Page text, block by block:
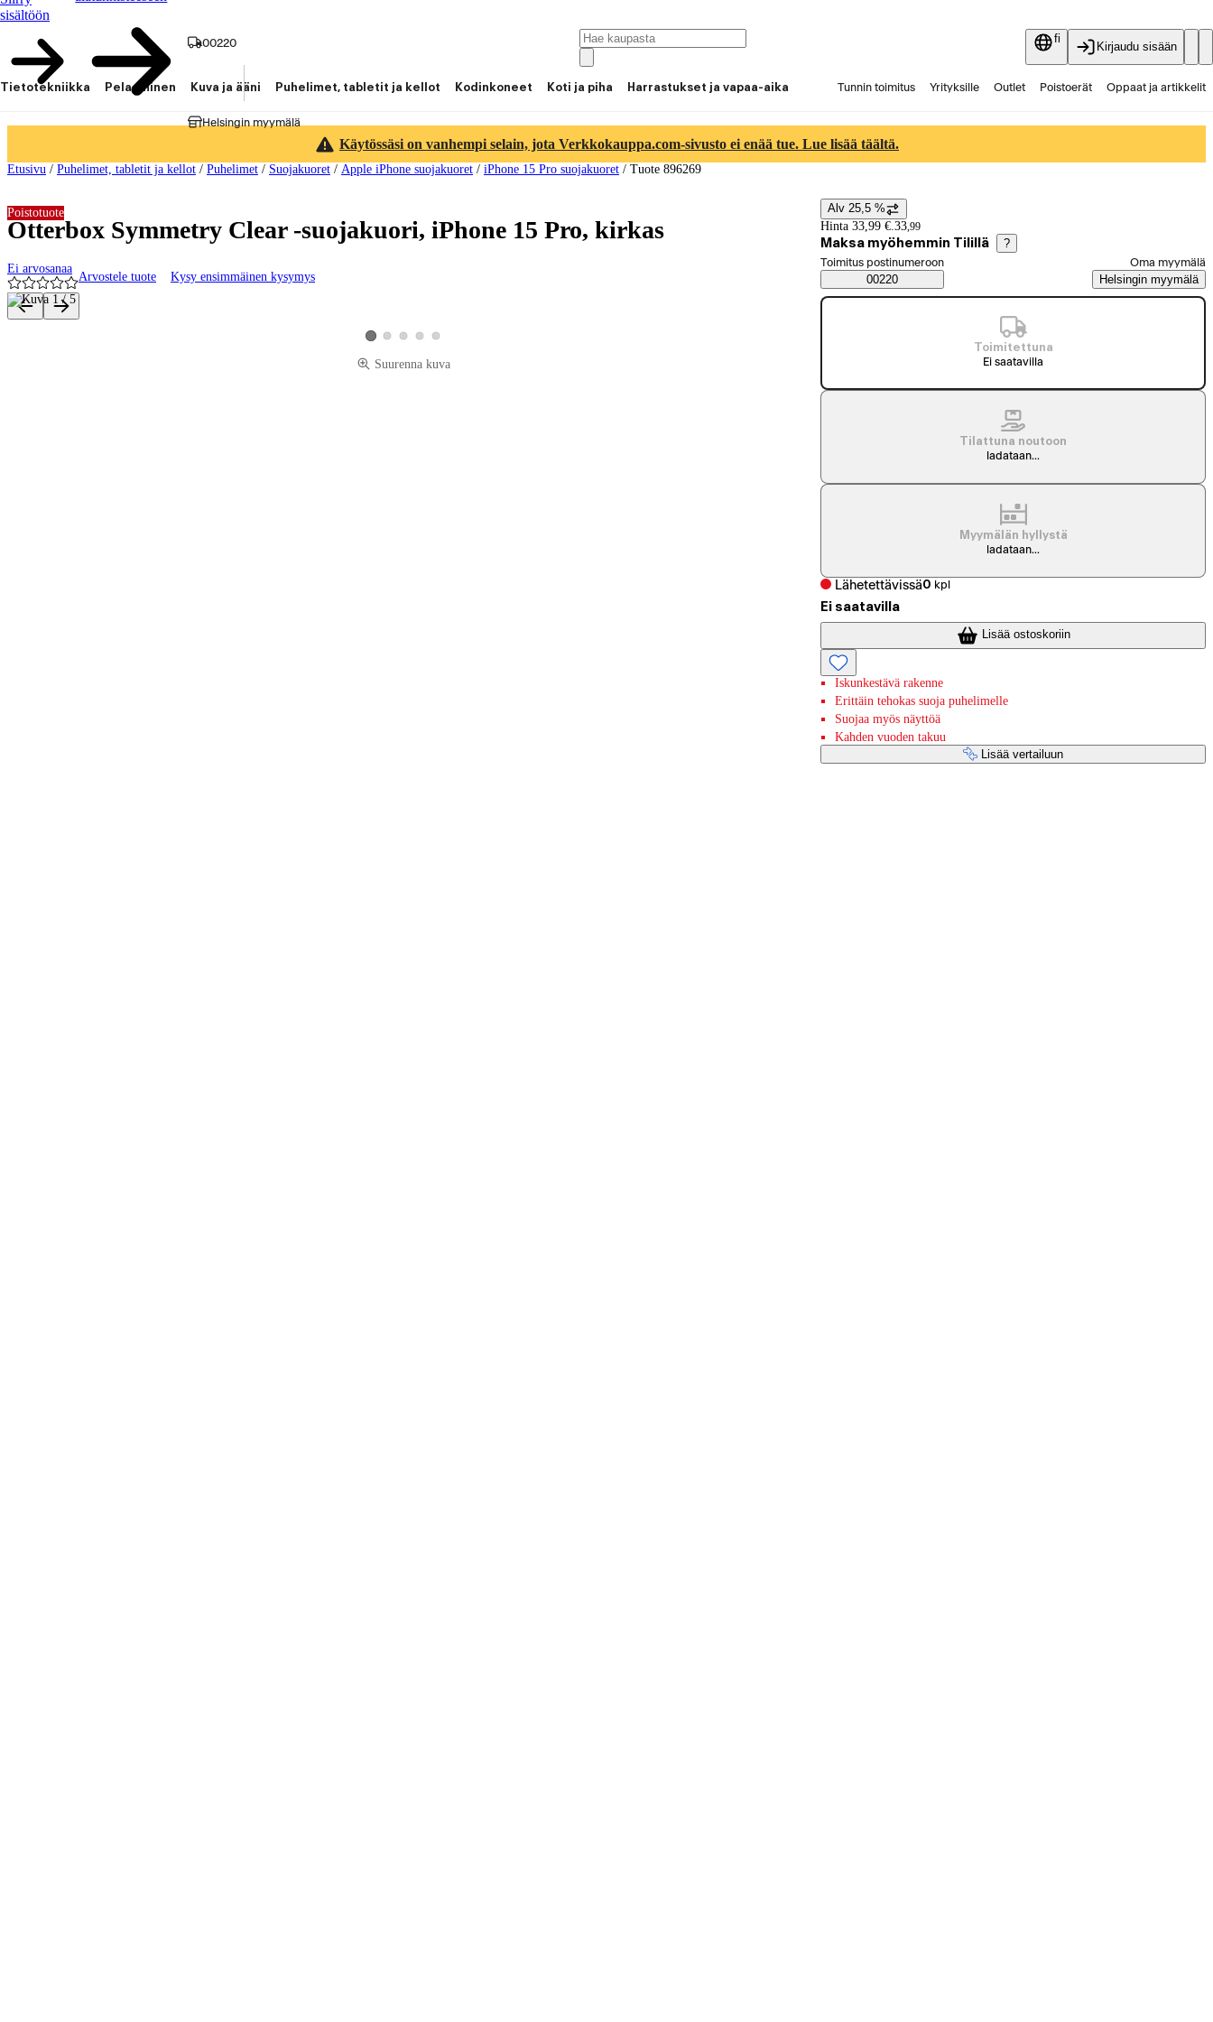
sisältöön
00220
Helsingin myymälä
fi
Kirjaudu sisään
Tietotekniikka Pelaaminen Kuva ja ääni Puhelimet, tabletit ja kellot Kodinkoneet Koti ja piha Harrastukset ja vapaa-aika Tunnin toimitus Yrityksille Outlet Poistoerät Oppaat ja artikkelit
Käytössäsi on vanhempi selain, jota Verkkokauppa.com-sivusto ei enää tue. Lue lisää täältä.
Etusivu / Puhelimet, tabletit ja kellot / Puhelimet / Suojakuoret / Apple iPhone suojakuoret / iPhone 15 Pro suojakuoret / Tuote 896269
Otterbox Symmetry Clear -suojakuori, iPhone 15 Pro, kirkas
Ei arvosanaa
Arvostele tuote Kysy ensimmäinen kysymys
Poistotuote
Tuotteen kuvat ja videot
Katso tuotekuva 1
Katso tuotekuva 2
Katso tuotekuva 3
Katso tuotekuva 4
Katso tuotekuva 5
Suurenna kuva
Hintatiedot
Alv 25,5 %
Hinta 33,99 €.33,99
Maksa myöhemmin Tilillä ?
Saatavuustiedot
Valitse tilaustapa
Toimitus postinumeroon
00220
Oma myymälä
Helsingin myymälä
Toimitettuna
Ei saatavilla
Tilattuna noutoon
ladataan...
Myymälän hyllystä
ladataan...
Lähetettävissä0 kpl
Ei saatavilla
Lisää ostoskoriin
Iskunkestävä rakenne
Erittäin tehokas suoja puhelimelle
Suojaa myös näyttöä
Kahden vuoden takuu
Lisää vertailuun